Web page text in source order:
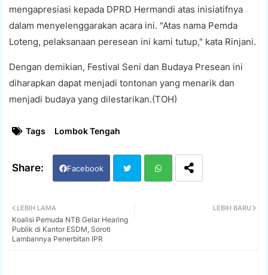
mengapresiasi kepada DPRD Hermandi atas inisiatifnya
dalam menyelenggarakan acara ini. "Atas nama Pemda
Loteng, pelaksanaan peresean ini kami tutup," kata Rinjani.
Dengan demikian, Festival Seni dan Budaya Presean ini
diharapkan dapat menjadi tontonan yang menarik dan
menjadi budaya yang dilestarikan.(TOH)
Tags Lombok Tengah
Facebook
tter
LEBIH BARU
LEBIH LAMA
Koalisi Pemuda NTB Gelar Hearing
Publik di Kantor ESDM, Soroti
Lambannya Penerbitan IPR